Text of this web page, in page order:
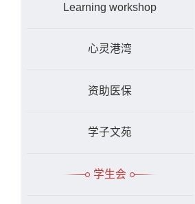
Learning workshop
心灵港湾
资助医保
学子文苑
学生会